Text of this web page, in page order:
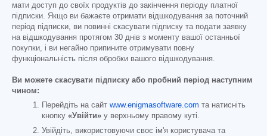
мати доступ до своїх продуктів до закінчення періоду платної
підписки. Якщо ви бажаєте отримати відшкодування за поточний
період підписки, ви повинні скасувати підписку та подати заявку
на відшкодування протягом 30 днів з моменту вашої останньої
покупки, і ви негайно припините отримувати повну
функціональність після обробки вашого відшкодування.
Ви можете скасувати підписку або пробний період наступним
чином:
Перейдіть на сайт www.enigmasoftware.com та натисніть
кнопку «Увійти» у верхньому правому куті.
Увійдіть, використовуючи своє ім'я користувача та